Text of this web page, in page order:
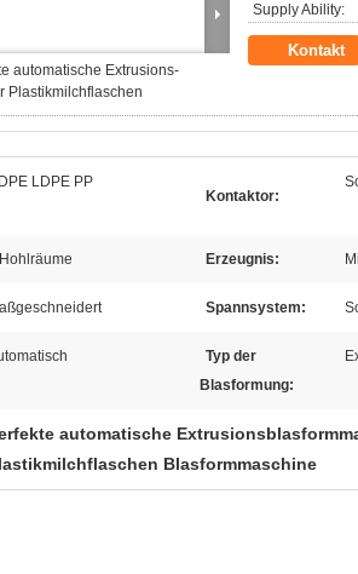
automatische Extrusions-
Plastikmilchflaschen
Supply Ability:
Kontakt
LDPE PP
Kontaktor:
Erzeugnis:
Spannsystem:
Typ der
Blasformung:
automatische
Blasformmaschine